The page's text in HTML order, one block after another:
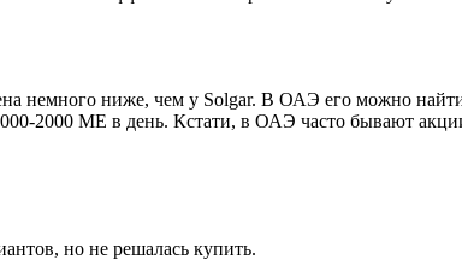
немного ниже, чем у Solgar. В ОАЭ его можно
2000 МЕ в день. Кстати, в ОАЭ часто бывают
но не решалась купить.